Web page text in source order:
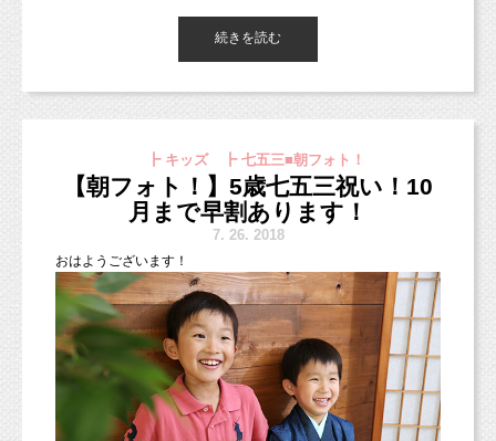
と言って一緒に座って撮影したりすることが難しいことがほとん
まだ若い猫ちゃんだと特にです。
ただやはりご家族の一員の猫ちゃんも一緒に撮影したいですよね
なのでご一緒にいらしていただいて大丈夫です（＾＾）
うちの子はどんな反応をするのかな？と、パパママは楽しんでい
ただければと思います！
七五三プランは10月まで早割を実施中です！
お着付け・ヘアメイク代
＊お着物は撮影のみの無料レンタル着物の他に、有料のお
出かけ可能なお着物もございます。
有料衣装はこちらからご確認ください。
【会員ID 】 1234 【パスワード
（※上記のサイトから直接ご予約はできません。
ご予約の際に衣装番号を第2希望までお電話・メール・LINE
にてご連絡ください。）
撮影、外出でもご利用いただけます。料金は衣装ランクにより異
なります。
ABC：9,000円 DEF：12,000円 G ：15,000円 H ：22,000円 I ：
32,000円 J ：51,000円
1歳くらいまでの赤ちゃんのムチムチ感を残しておけるので、
ぜひぜひ撮影しましょう！
パーツ写真もかわいいですよね（＾＾＊）
イラストはこんな感じ♡
パープルのカラーと赤ちゃんがとっても可愛いですよね！
スタジオミルクでは、都愛ともかさんの他に、
イケダアツコさんにペイントの依頼をすることが出来ます。
お好みのイラストの雰囲気の方にお願いできますよ。
マタニティペイント（ベリーペイント）が気になるママは、
気軽にご連絡くださいね！
東京都杉並区のフォトスタジオ「スタジオミルク」の小池加奈で
本日もお越しいただきまして、ありがとうございます！
明日と明後日は台風接近に伴い、大事を取り、28日29日はお休
撮影のご予定だった皆さまにはご連絡させていただいておりま
す。
また、メールでしたら確認が可能ですので、
お問い合わせやご予約などはメールにてご連絡いただければと思
います。
（ web予約も可能です。）
続きを読む
┣ キッズ ┣ 七五三■朝フォト！
【朝フォト！】5歳七五三祝い！10
月まで早割あります！
7. 26. 2018
おはようございます！